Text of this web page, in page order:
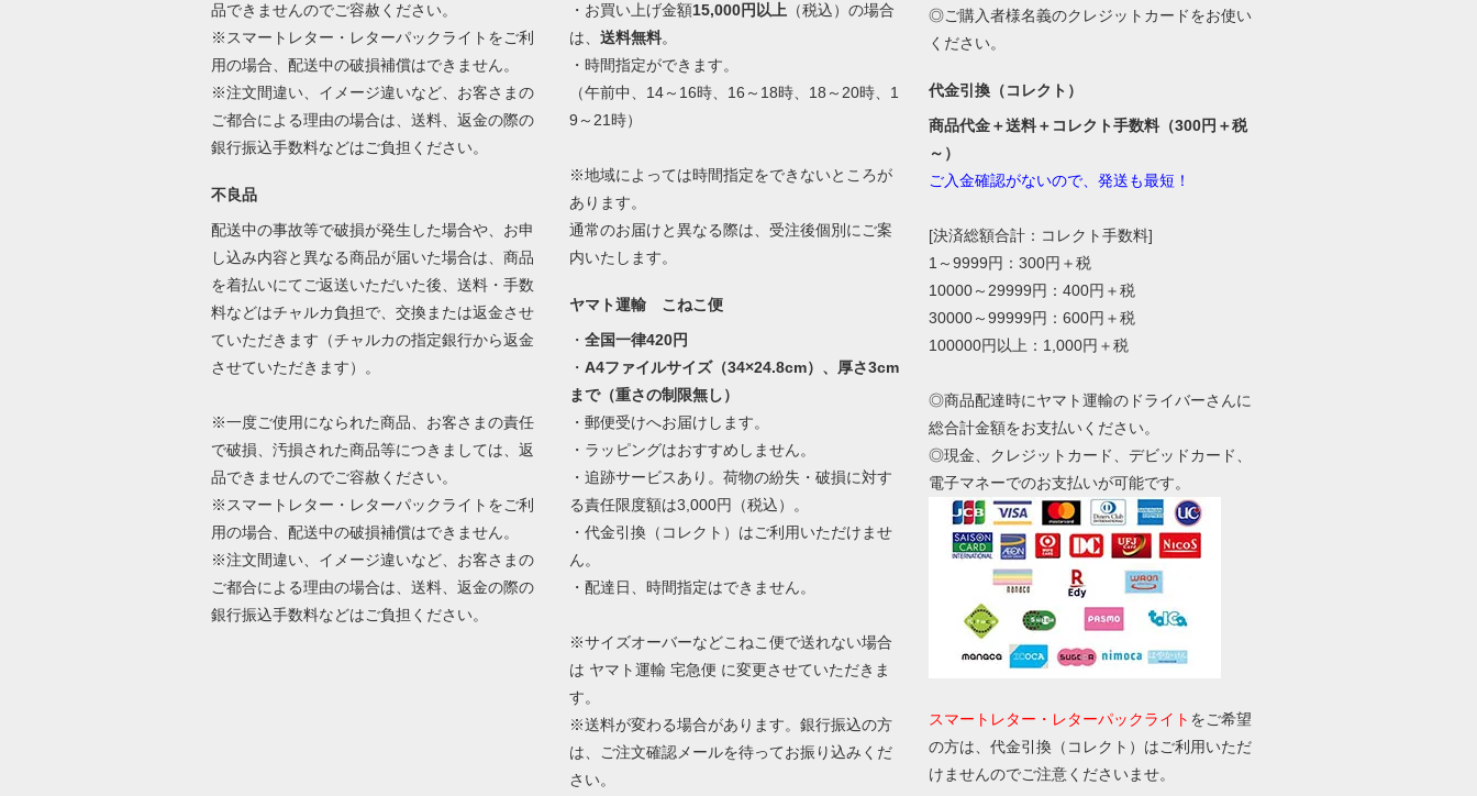
品できませんのでご容赦ください。
※スマートレター・レターパックライトをご利
用の場合、配送中の破損補償はできません。
※注文間違い、イメージ違いなど、お客さまの
ご都合による理由の場合は、送料、返金の際の
銀行振込手数料などはご負担ください。
不良品
配送中の事故等で破損が発生した場合や、お申
し込み内容と異なる商品が届いた場合は、商品
を着払いにてご返送いただいた後、送料・手数
料などはチャルカ負担で、交換または返金させ
ていただきます（チャルカの指定銀行から返金
させていただきます）。
※一度ご使用になられた商品、お客さまの責任
で破損、汚損された商品等につきましては、返
品できませんのでご容赦ください。
※スマートレター・レターパックライトをご利
用の場合、配送中の破損補償はできません。
※注文間違い、イメージ違いなど、お客さまの
ご都合による理由の場合は、送料、返金の際の
銀行振込手数料などはご負担ください。
・お買い上げ金額15,000円以上 （税込）の場合
は、送料無料。
・時間指定ができます。
（午前中、14～16時、16～18時、18～20時、1
9～21時）
※地域によっては時間指定をできないところが
あります。
通常のお届けと異なる際は、受注後個別にご案
内いたします。
ヤマト運輸 こねこ便
・全国一律420円
・A4ファイルサイズ（34×24.8cm）、厚さ3cm
まで（重さの制限無し）
・郵便受けへお届けします。
・ラッピングはおすすめしません。
・追跡サービスあり。荷物の紛失・破損に対す
る責任限度額は3,000円（税込）。
・代金引換（コレクト）はご利用いただけませ
ん。
・配達日、時間指定はできません。
※サイズオーバーなどこねこ便で送れない場合
は ヤマト運輸 宅急便 に変更させていただきま
す。
※送料が変わる場合があります。銀行振込の方
は、ご注文確認メールを待ってお振り込みくだ
さい。
◎ご購入者様名義のクレジットカードをお使い
ください。
代金引換（コレクト）
商品代金＋送料＋コレクト手数料（300円＋税
～）
ご入金確認がないので、発送も最短！
[決済総額合計：コレクト手数料]
1～9999円：300円＋税
10000～29999円：400円＋税
30000～99999円：600円＋税
100000円以上：1,000円＋税
◎商品配達時にヤマト運輸のドライバーさんに
総合計金額をお支払いください。
◎現金、クレジットカード、デビッドカード、
電子マネーでのお支払いが可能です。
スマートレター・レターパックライト をご希望
の方は、代金引換（コレクト）はご利用いただ
けませんのでご注意くださいませ。